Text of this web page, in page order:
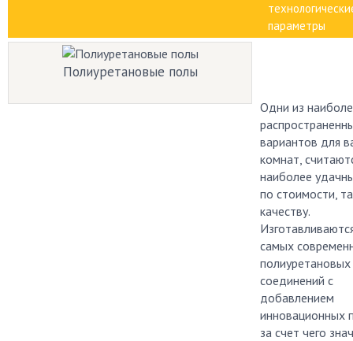
параметры
Полиуретановые полы
Одни из
вариантов для
комнат,
наиболее
по стоимости,
качеству.
самых
полиуретановых
соединений с
добавлением
инновационных
за счет чего